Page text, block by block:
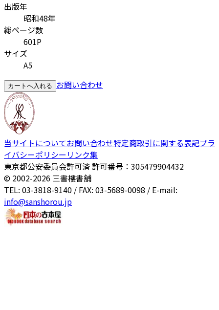
出版年
昭和48年
総ページ数
601P
サイズ
A5
カートへ入れる お問い合わせ
当サイトについてお問い合わせ特定商取引に関する表記プラ
イバシーポリシー リンク集
東京都公安委員会許可済 許可番号：305479904432
© 2002-2026 三書樓書舗
TEL: 03-3818-9140 / FAX: 03-5689-0098 / E-mail:
info@sanshorou.jp